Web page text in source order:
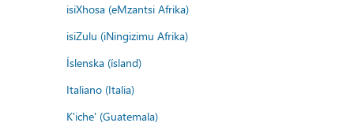
isiXhosa (eMzantsi Afrika)
isiZulu (iNingizimu Afrika)
Íslenska (ísland)
Italiano (Italia)
K'iche' (Guatemala)